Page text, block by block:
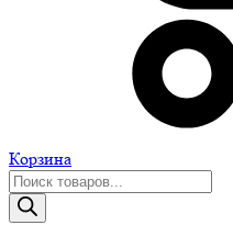
Корзина
Поиск
товаров